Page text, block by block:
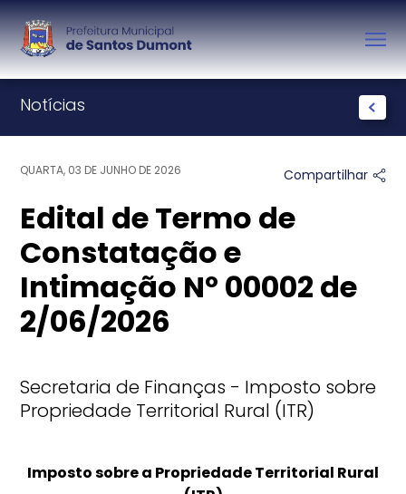
Notícias
QUARTA, 03 DE JUNHO DE 2026 Compartilhar
Edital de Termo de
Constatação e
Intimação Nº 00002 de
2/06/2026
Secretaria de Finanças - Imposto sobre
Propriedade Territorial Rural (ITR)
Imposto sobre a Propriedade Territorial Rural